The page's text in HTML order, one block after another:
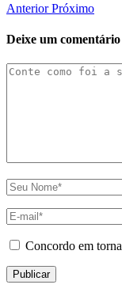
AnteriorPróximo
Deixe um comentário
Concordo em